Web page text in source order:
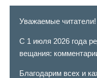
Уважаемые читатели!
С 1 июля 2026 года
вещания:
Благодарим всех и